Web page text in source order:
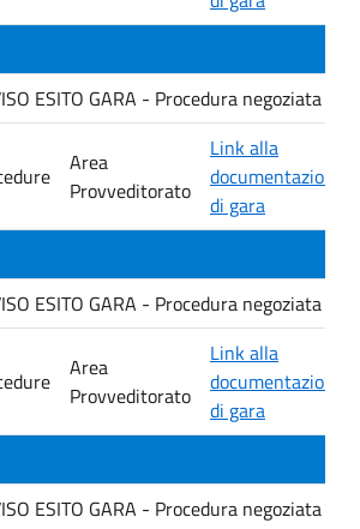
ESITO GARA - Procedura negoziata
Area
Provveditorato
Link alla
documentazione
di gara
ESITO GARA - Procedura negoziata
Area
Provveditorato
Link alla
documentazione
di gara
ESITO GARA - Procedura negoziata